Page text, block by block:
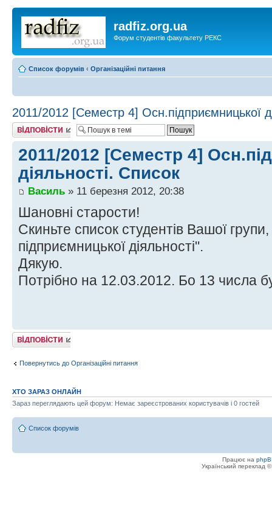
radfiz.org.ua
Форум студентів факультету РЕКС
Список форумів ‹ Організаційні питання
2011/2012 [Семестр 4] Осн.підприємницької
Відповісти
2011/2012 [Семестр 4]
діяльності. Список
Василь » 11 березня 2012, 20:38
Шановні старости!
Скиньте список студентів Вашої
підприємницької діяльності".
Дякую.
Потрібно на 12.03.2012. Бо 13 числа
Відповісти
Повернутись до Організаційні питання
ХТО ЗАРАЗ ОНЛАЙН
Зараз переглядають цей форум: Немає зареєстрованих користувачів і 0 гостей
Список форумів
Працює на
Український переклад